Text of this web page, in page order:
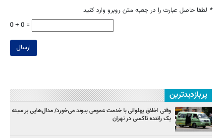
* لطفا حاصل عبارت را در جعبه متن روبرو وارد کنید
0 + 0 =
ارسال
پربازدیدترین
وقتی اخلاق پهلوانی با خدمت عمومی پیوند می‌خورد/ مدال‌هایی بر سینه
یک راننده تاکسی در تهران